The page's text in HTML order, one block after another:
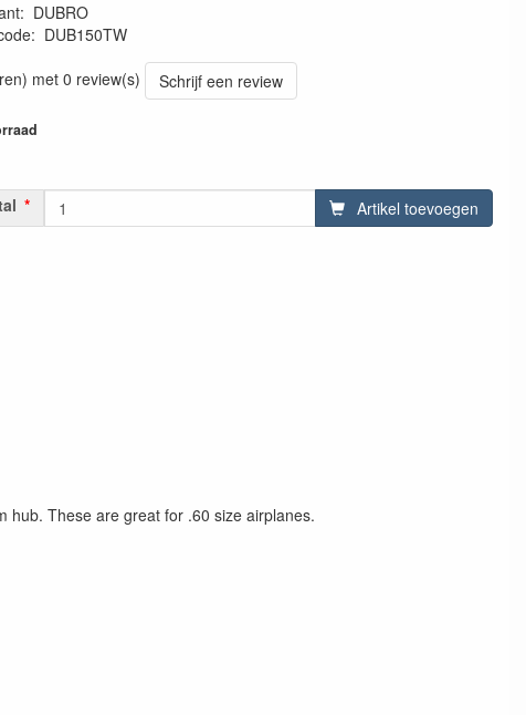
: DUBRO
: DUB150TW
met 0 review(s)
Schrijf een review
Artikel toevoegen
hub. These are great for .60 size airplanes.